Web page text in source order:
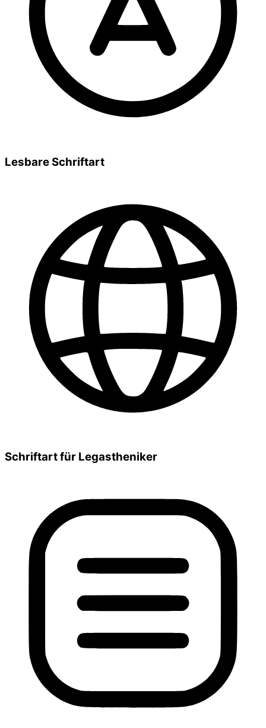
Lesbare Schriftart
Schriftart für Legastheniker